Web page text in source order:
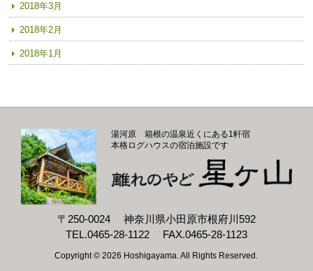
2018年3月
2018年2月
2018年1月
湯河原 箱根の温泉近くにある1軒宿
本格ログハウスの宿泊施設です
〒250-0024
神奈川県小田原市根府川592
TEL.0465-28-1122
FAX.0465-28-1123
Copyright ©2026 Hoshigayama. All Rights Reserved.